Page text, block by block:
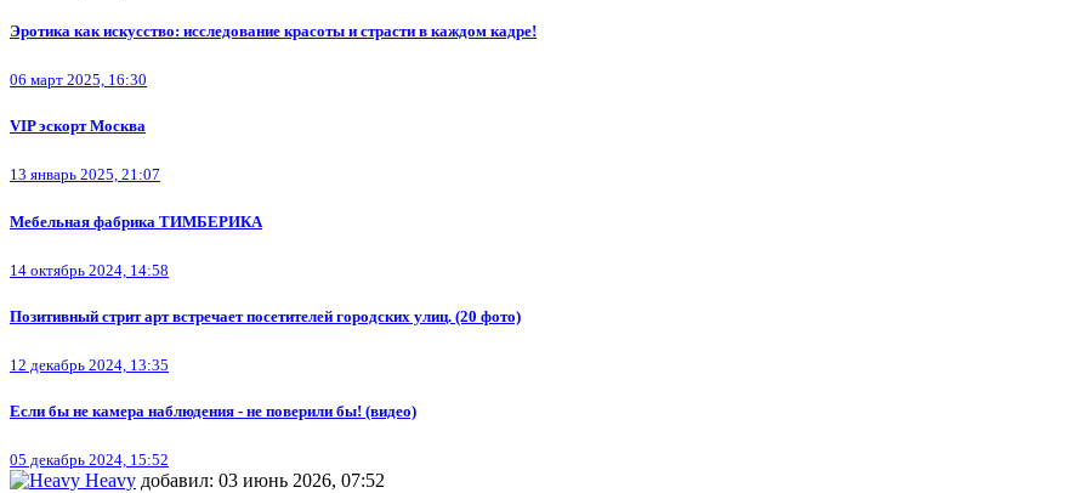
Эротика как искусство: исследование красоты и страсти в каждом кадре!
06 март 2025, 16:30
VIP эскорт Москва
13 январь 2025, 21:07
Мебельная фабрика ТИМБЕРИКА
14 октябрь 2024, 14:58
Позитивный стрит арт встречает посетителей городских улиц. (20 фото)
12 декабрь 2024, 13:35
Если бы не камера наблюдения - не поверили бы! (видео)
05 декабрь 2024, 15:52
Heavy добавил: 03 июнь 2026, 07:52